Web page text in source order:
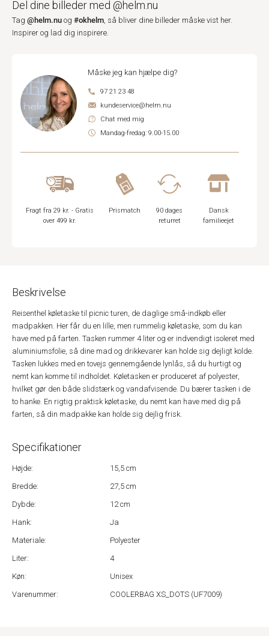
Del dine billeder med @helm.nu
Tag @helm.nu og #okhelm, så bliver dine billeder måske vist her.
Inspirer og lad dig inspirere.
Måske jeg kan hjælpe dig?
97 21 23 48
kundeservice@helm.nu
Chat med mig
Mandag-fredag: 9.00-15.00
Fragt fra 29 kr. - Gratis
over 499 kr.
Prismatch
90 dages
returret
Dansk
familieejet
Beskrivelse
Reisenthel køletaske til picnic turen, de daglige små-indkøb eller
madpakken. Her får du en lille, men rummelig køletaske, som du kan
have med på farten. Tasken rummer 4 liter og er indvendigt isoleret med
aluminiumsfolie, så dine mad og drikkevarer kan holde sig dejligt kolde.
Tasken lukkes med en tovejs gennemgående lynlås, så du hurtigt og
nemt kan komme til indholdet. Køletasken er produceret af polyester,
hvilket gør den både slidstærk og vandafvisende. Du bærer tasken i de
to hanke. En rigtig praktisk køletaske, du nemt kan have med dig på
farten, så din madpakke kan holde sig dejlig frisk.
Specifikationer
Højde:
15,5 cm
Bredde:
27,5 cm
Dybde:
12 cm
Hank:
Ja
Materiale:
Polyester
Liter:
4
Køn:
Unisex
Varenummer:
COOLERBAG XS_DOTS (UF7009)